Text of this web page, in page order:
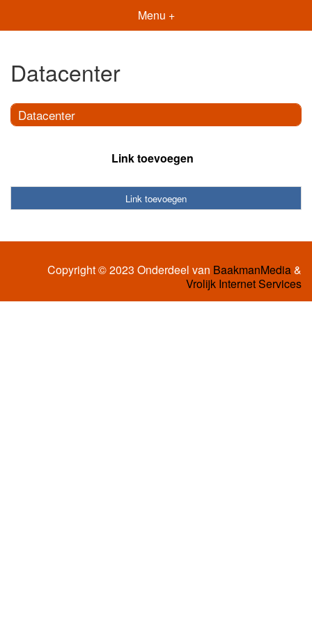
Menu +
Datacenter
Datacenter
Link toevoegen
Link toevoegen
Copyright © 2023 Onderdeel van BaakmanMedia&
Vrolijk Internet Services